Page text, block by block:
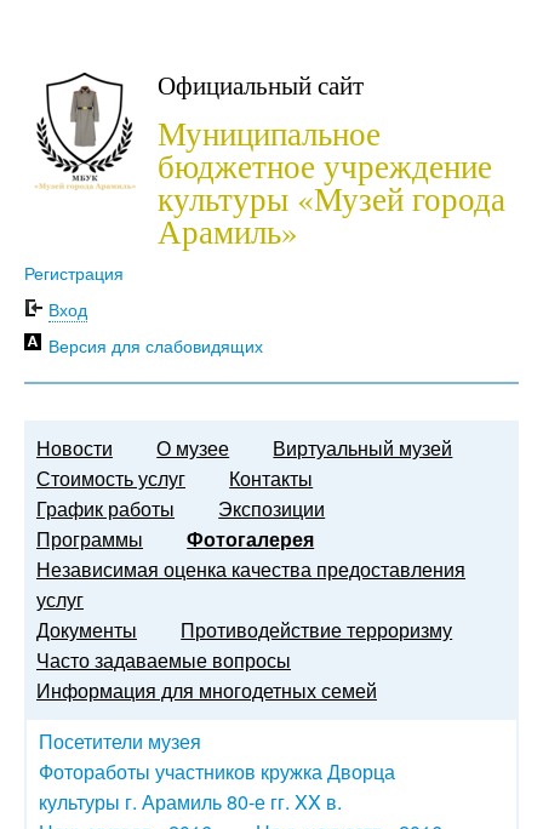
Официальный сайт
Муниципальное
бюджетное учреждение
культуры «Музей города
Арамиль»
Регистрация
Вход
Версия для слабовидящих
Новости О музее
Виртуальный музей
Стоимость услуг
Контакты
График работы
Экспозиции
Программы
Фотогалерея
Независимая оценка качества предоставления
услуг
Документы
Противодействие терроризму
Часто задаваемые вопросы
Информация для многодетных семей
Посетители музея
Фотоработы участников кружка Дворца
культуры г. Арамиль 80-е гг. XX в.